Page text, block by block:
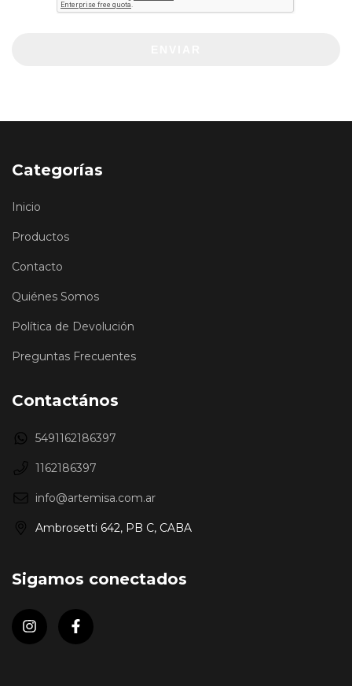
Categorías
Inicio
Productos
Contacto
Quiénes Somos
Política de Devolución
Preguntas Frecuentes
Contactános
5491162186397
1162186397
info@artemisa.com.ar
Ambrosetti 642, PB C, CABA
Sigamos conectados